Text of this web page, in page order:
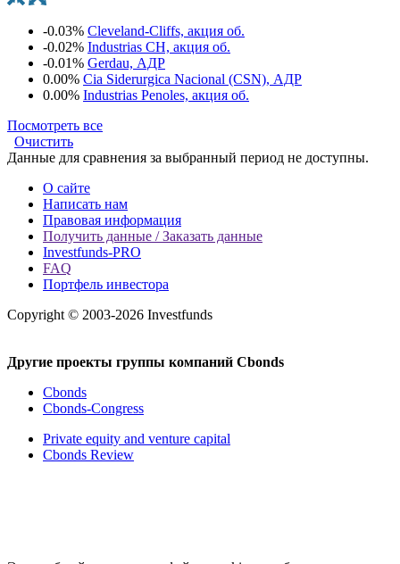
-0.03% Cleveland-Cliffs, акция об.
-0.02% Industrias CH, акция об.
-0.01% Gerdau, АДР
0.00% Cia Siderurgica Nacional (CSN), АДР
0.00% Industrias Penoles, акция об.
Посмотреть все
Очистить
Данные для сравнения за выбранный период не доступны.
О сайте
Написать нам
Правовая информация
Получить данные / Заказать данные
Investfunds-PRO
FAQ
Портфель инвестора
Copyright © 2003-2026 Investfunds
Другие проекты группы компаний Cbonds
Cbonds
Cbonds-Congress
Private equity and venture capital
Cbonds Review